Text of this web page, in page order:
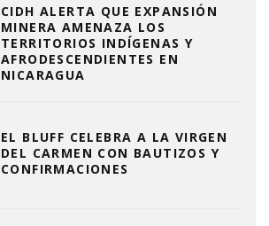
CIDH ALERTA QUE EXPANSIÓN
MINERA AMENAZA LOS
TERRITORIOS INDÍGENAS Y
AFRODESCENDIENTES EN
NICARAGUA
EL BLUFF CELEBRA A LA VIRGEN
DEL CARMEN CON BAUTIZOS Y
CONFIRMACIONES